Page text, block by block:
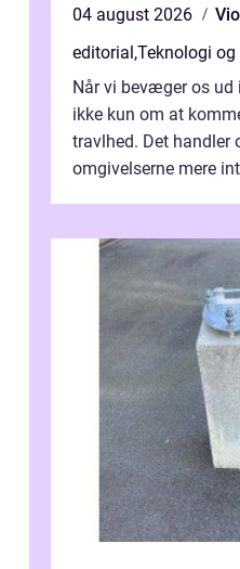
04 august 2026
editorial ,Teknologi
Når vi bevæger os ud
ikke kun om at
travlhed. Det handler
omgivelserne mere